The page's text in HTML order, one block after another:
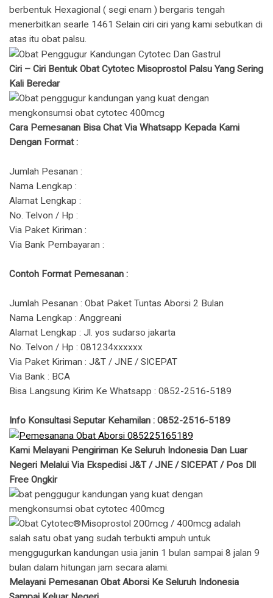
berbentuk Hexagional ( segi enam ) bergaris tengah
menerbitkan searle 1461 Selain ciri ciri yang kami sebutkan di
atas itu obat palsu.
Ciri – Ciri Bentuk Obat Cytotec Misoprostol Palsu Yang Sering
Kali Beredar
Cara Pemesanan Bisa Chat Via Whatsapp Kepada Kami
Dengan Format :
Jumlah Pesanan :
Nama Lengkap :
Alamat Lengkap :
No. Telvon / Hp :
Via Paket Kiriman :
Via Bank Pembayaran :
Contoh Format Pemesanan :
Jumlah Pesanan : Obat Paket Tuntas Aborsi 2 Bulan
Nama Lengkap : Anggreani
Alamat Lengkap : Jl. yos sudarso jakarta
No. Telvon / Hp : 081234xxxxxx
Via Paket Kiriman : J&T / JNE / SICEPAT
Via Bank : BCA
Bisa Langsung Kirim Ke Whatsapp : 0852-2516-5189
Info Konsultasi Seputar Kehamilan : 0852-2516-5189
Kami Melayani Pengiriman Ke Seluruh Indonesia Dan Luar
Negeri Melalui Via Ekspedisi J&T / JNE / SICEPAT / Pos Dll
Free Ongkir
Melayani Pemesanan Obat Aborsi Ke Seluruh Indonesia